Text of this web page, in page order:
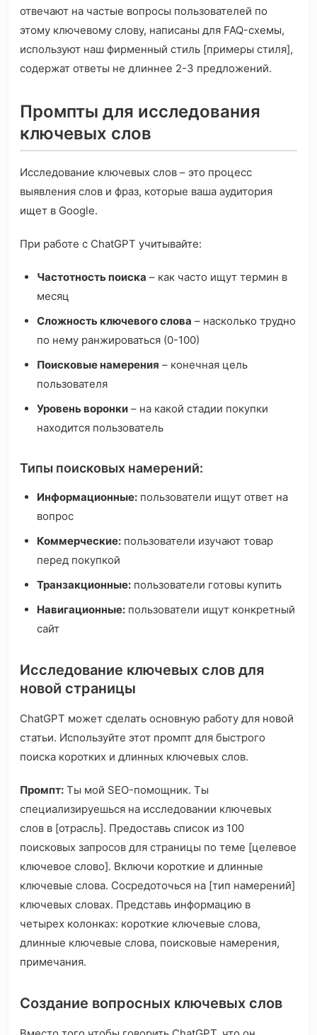
отвечают на частые вопросы пользователей по
этому ключевому слову, написаны для FAQ-схемы,
используют наш фирменный стиль [примеры стиля],
содержат ответы не длиннее 2-3 предложений.
Промпты для исследования
ключевых слов
Исследование ключевых слов – это процесс
выявления слов и фраз, которые ваша аудитория
ищет в Google.
При работе с ChatGPT учитывайте:
Частотность поиска – как часто ищут термин в
месяц
Сложность ключевого слова – насколько трудно
по нему ранжироваться (0-100)
Поисковые намерения – конечная цель
пользователя
Уровень воронки – на какой стадии покупки
находится пользователь
Типы поисковых намерений:
Информационные: пользователи ищут ответ на
вопрос
Коммерческие: пользователи изучают товар
перед покупкой
Транзакционные: пользователи готовы купить
Навигационные: пользователи ищут конкретный
сайт
Исследование ключевых слов для
новой страницы
ChatGPT может сделать основную работу для новой
статьи. Используйте этот промпт для быстрого
поиска коротких и длинных ключевых слов.
Промпт: Ты мой SEO-помощник. Ты
специализируешься на исследовании ключевых
слов в [отрасль]. Предоставь список из 100
поисковых запросов для страницы по теме [целевое
ключевое слово]. Включи короткие и длинные
ключевые слова. Сосредоточься на [тип намерений]
ключевых словах. Представь информацию в
четырех колонках: короткие ключевые слова,
длинные ключевые слова, поисковые намерения,
примечания.
Создание вопросных ключевых слов